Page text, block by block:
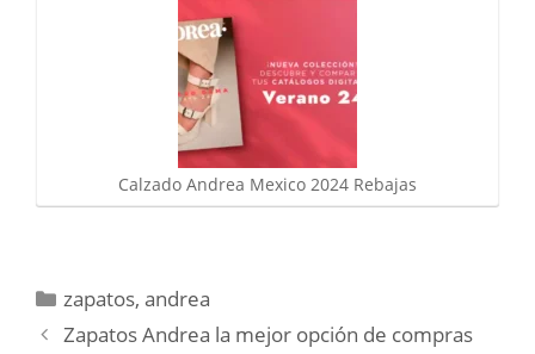
Calzado Andrea Mexico 2024 Rebajas
Categorías
zapatos,andrea
Zapatos Andrea la mejor opción de compras